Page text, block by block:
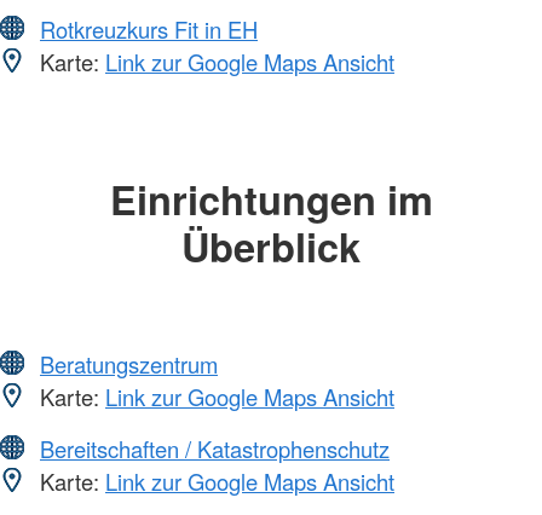
Rotkreuzkurs Fit in EH
Karte: Link zur Google Maps Ansicht
Einrichtungen im
Überblick
Beratungszentrum
Karte: Link zur Google Maps Ansicht
Bereitschaften / Katastrophenschutz
Karte: Link zur Google Maps Ansicht